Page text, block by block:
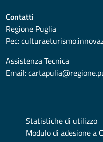
Contatti
Regione Puglia
Pec:
Assistenza Tecnica
Email:
Statistiche di utilizzo
Modulo di adesione a